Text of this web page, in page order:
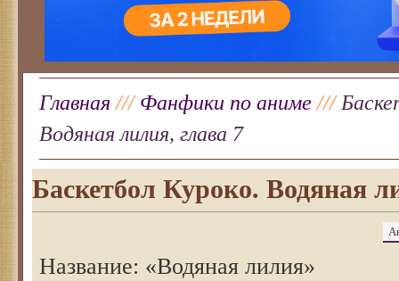
Главная ///Фанфики по аниме ///
Водяная лилия, глава 7
Баскетбол Куроко. Водяная
Название: «Водяная лилия»